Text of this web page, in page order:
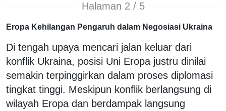
Halaman 2 / 5
Eropa Kehilangan Pengaruh dalam Negosiasi Ukraina
Di tengah upaya mencari jalan keluar dari
konflik Ukraina, posisi Uni Eropa justru dinilai
semakin terpinggirkan dalam proses diplomasi
tingkat tinggi. Meskipun konflik berlangsung di
wilayah Eropa dan berdampak langsung